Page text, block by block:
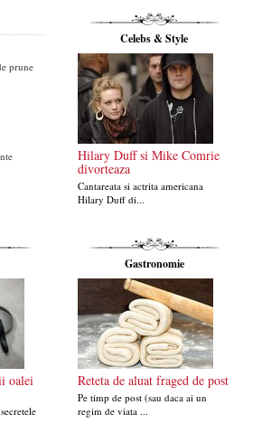
prune
Celebs & Style
Hilary Duff si Mike Comrie
divorteaza
Cantareata si actrita americana
Hilary Duff di...
oalei
Gastronomie
Reteta de aluat fraged de post
Pe timp de post (sau daca ai un
regim de viata ...